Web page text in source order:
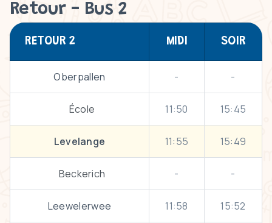
Retour - Bus 2
RETOUR 2 MIDI SOIR
Oberpallen - -
École 11:50 15:45
Levelange 11:55 15:49
Beckerich - -
Leewelerwee 11:58 15:52